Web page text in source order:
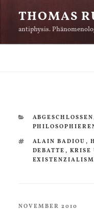
Inhalt
springen
THOMAS
antiphysis.
KATEGORIEN
ABGESCHLOSSEN
SCHLAGWÖRTER
ALAIN BADIOU ,
DEBATTE , KRISE
VERÖFFENTLICHT
NOVEMBER 2010